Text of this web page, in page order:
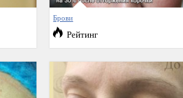
Брови
Рейтинг